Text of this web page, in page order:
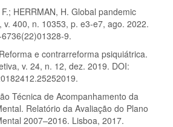
HERRMAN, H. Global pandemic
v. 400, n. 10353, p. e3-e7, ago. 2022.
9.
e contrarreforma psiquiátrica.
v. 24, n. 12, dez. 2019. DOI:
Técnica de Acompanhamento da
Relatório da Avaliação do Plano
2007–2016. Lisboa, 2017.